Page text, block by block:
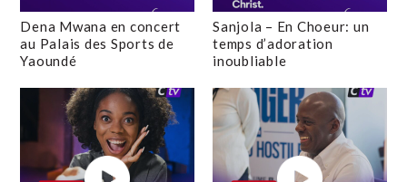
Dena Mwana en concert
au Palais des Sports de
Yaoundé
Sanjola – En Choeur: un
temps d’adoration
inoubliable